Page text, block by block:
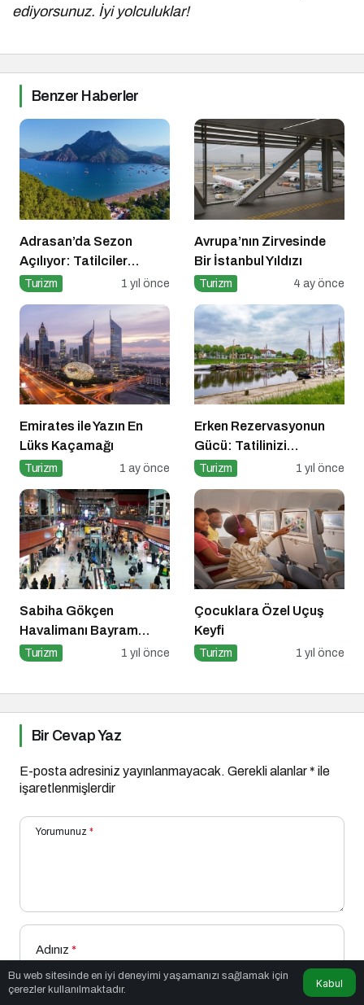
ediyorsunuz. İyi yolculuklar!
Benzer Haberler
Adrasan’da Sezon
Açılıyor: Tatilciler
Doğayla İç İçe Bir Yaz
Turizm 1 yıl önce
Avrupa’nın Zirvesinde
Bir İstanbul Yıldızı
Turizm 4 ay önce
Emirates ile Yazın En
Lüks Kaçamağı
Turizm 1 ay önce
Erken Rezervasyonun
Gücü: Tatilinizi
Planlayın, Avantajları
Turizm 1 yıl önce
Sabiha Gökçen
Havalimanı Bayram
Yoğunluğuna Hazır!
Turizm 1 yıl önce
Çocuklara Özel Uçuş
Keyfi
Turizm 1 yıl önce
Bir Cevap Yaz
E-posta adresiniz yayınlanmayacak. Gerekli alanlar* ile
işaretlenmişlerdir
Yorumunuz *
Adınız *
Bu web sitesinde en iyi deneyimi yaşamanızı sağlamak için
çerezler kullanılmaktadır.
Kabul